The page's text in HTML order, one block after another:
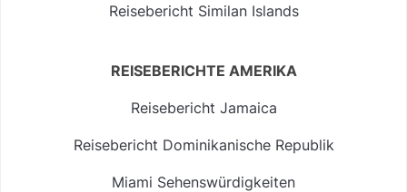
Reisebericht Similan Islands
REISEBERICHTE AMERIKA
Reisebericht Jamaica
Reisebericht Dominikanische Republik
Miami Sehenswürdigkeiten